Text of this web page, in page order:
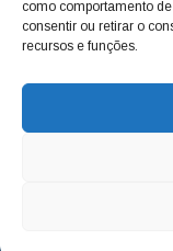
como comportamento
consentir ou retirar o
recursos e funções.
questionando os
para a cidade e